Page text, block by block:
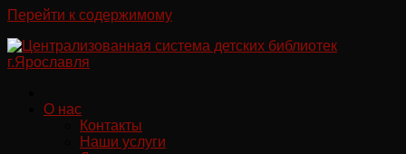
Перейти к содержимому
О нас
Контакты
Наши услуги